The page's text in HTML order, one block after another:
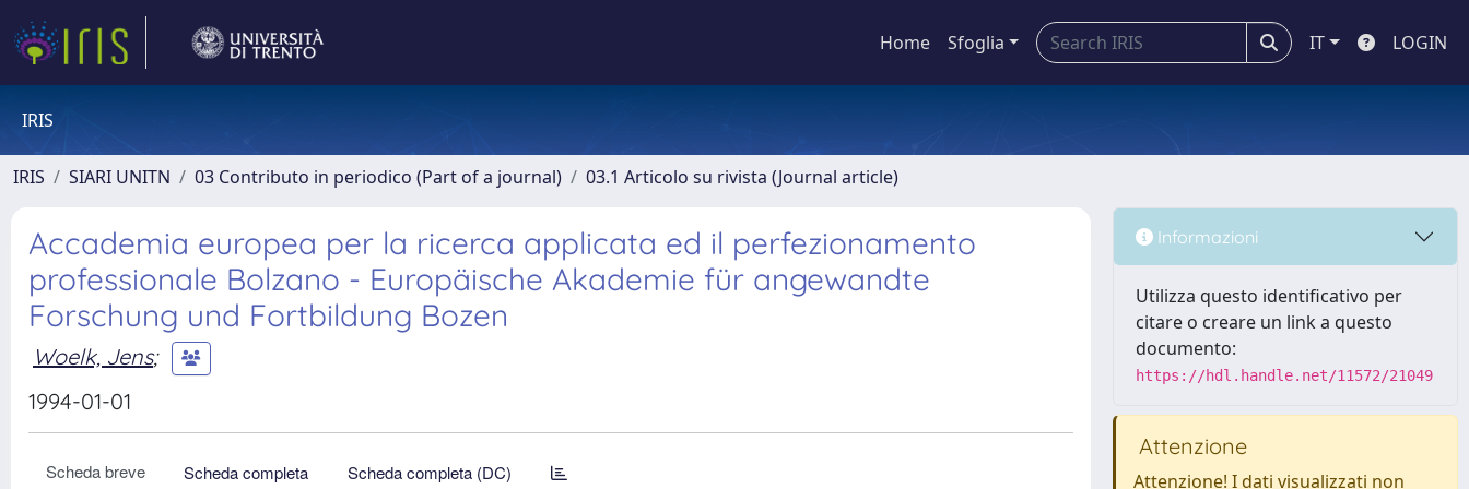
Home Sfoglia IT LOGIN
IRIS
IRIS SIARI UNITN 03 Contributo in periodico (Part of a journal) 03.1 Articolo su rivista (Journal article)
Accademia europea per la ricerca applicata ed il perfezionamento
professionale Bolzano - Europäische Akademie für angewandte
Forschung und Fortbildung Bozen
Woelk, Jens;
1994-01-01
Scheda breve Scheda completa Scheda completa (DC)
Informazioni
Utilizza questo identificativo per
citare o creare un link a questo
documento:
https://hdl.handle.net/11572/21049
Attenzione
Attenzione! I dati visualizzati non